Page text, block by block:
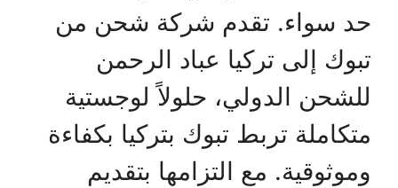
حد سواء. تقدم شركة شحن من
تبوك إلى تركيا عباد الرحمن
للشحن الدولي، حلولاً لوجستية
متكاملة تربط تبوك بتركيا بكفاءة
وموثوقية. مع التزامها بتقديم